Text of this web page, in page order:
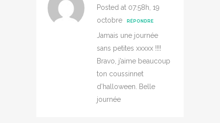
Posted at 07:58h, 19
octobre
RÉPONDRE
Jamais une journée
sans petites xxxxx !!!!
Bravo, j’aime beaucoup
ton coussinnet
d’halloween. Belle
journée